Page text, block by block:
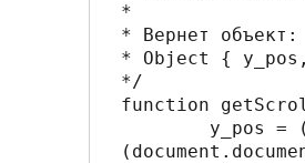
*
* Вернет объект:
* Object {
*/
function